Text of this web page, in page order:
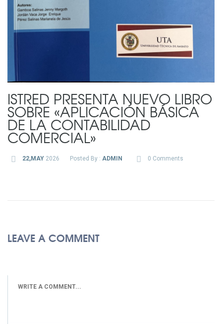
ISTRED PRESENTA NUEVO LIBRO
SOBRE «APLICACIÓN BÁSICA
DE LA CONTABILIDAD
COMERCIAL»
22,MAY2026 Posted By : ADMIN 0 Comments
LEAVE A COMMENT